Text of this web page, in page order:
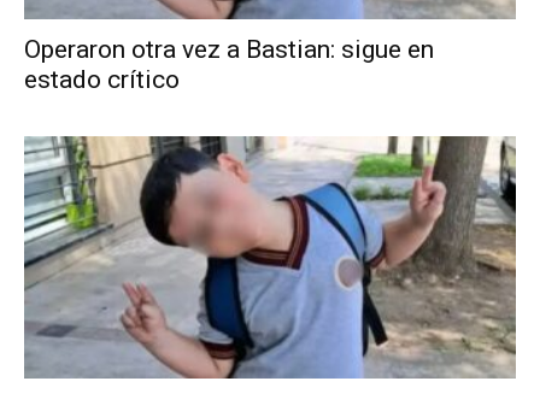
Operaron otra vez a Bastian: sigue en
estado crítico